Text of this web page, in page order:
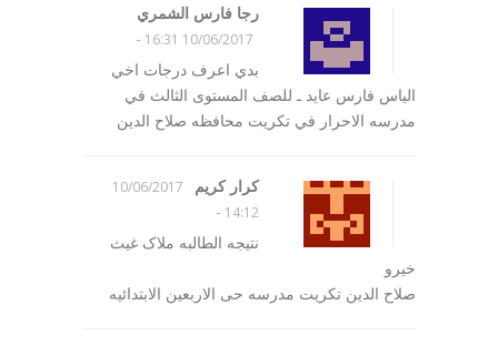
رجا فارس الشمري
10/06/2017 16:31
-
بدي اعرف درجات اخي
الياس فارس عايد ـ للصف المستوﯼ الثالث في
مدرسه الاحرار في تكريت محافظه صلاح الدين
کرار کریم
10/06/2017
14:12
-
نتیجه الطالبه ملاک غیث
خیرو
صلاح الدین تکریت مدرسه حی الاربعین الابتدائیه